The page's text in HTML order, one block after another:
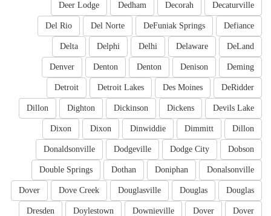
Decaturville
Decorah
Dedham
Deer Lodge
Defiance
DeFuniak Springs
Del Norte
Del Rio
DeLand
Delaware
Delhi
Delphi
Delta
Deming
Denison
Denton
Denton
Denver
DeRidder
Des Moines
Detroit Lakes
Detroit
Devils Lake
Dickens
Dickinson
Dighton
Dillon
Dillon
Dimmitt
Dinwiddie
Dixon
Dixon
Dobson
Dodge City
Dodgeville
Donaldsonville
Donalsonville
Doniphan
Dothan
Double Springs
Douglas
Douglas
Douglasville
Dove Creek
Dover
Dover
Dover
Downieville
Doylestown
Dresden